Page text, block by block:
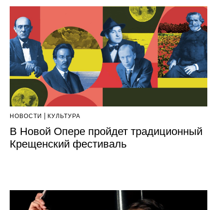
НОВОСТИ КУЛЬТУРА
В Новой Опере пройдет традиционный
Крещенский фестиваль